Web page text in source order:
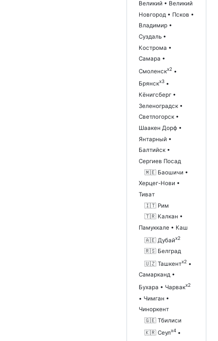
Великий • Великий
Новгород • Псков •
Владимир •
Суздаль •
Кострома •
Самара •
Смоленскx2 •
Брянскx3 •
Кёнигсберг •
Зеленоградск •
Светлогорск •
Шаакен Дорф •
Янтарный •
Балтийск •
Сергиев Посад
🇲🇪 Баошичи •
Херцег-Нови •
Тиват
🇮🇹 Рим
🇹🇷 Калкан •
Памуккале • Каш
🇦🇪 Дубайx2
🇷🇸 Белград
🇺🇿 Ташкентx2 •
Самарканд •
Бухара • Чарвакx2
• Чимган •
Чиноркент
🇬🇪 Тбилиси
🇰🇷 Сеулx4 •